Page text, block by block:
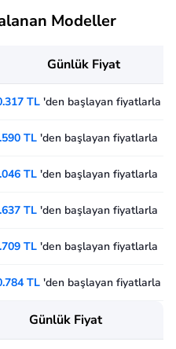
Modeller
Günlük Fiyat
TL'den başlayan fiyatlarla
TL'den başlayan fiyatlarla
TL'den başlayan fiyatlarla
TL'den başlayan fiyatlarla
TL'den başlayan fiyatlarla
TL'den başlayan fiyatlarla
Günlük Fiyat